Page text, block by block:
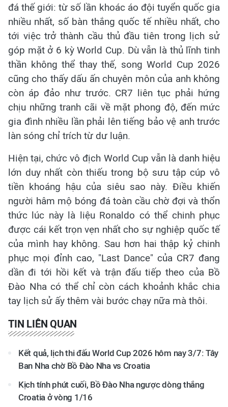
đá thế giới: từ số lần khoác áo đội tuyển quốc gia
nhiều nhất, số bàn thắng quốc tế nhiều nhất, cho
tới việc trở thành cầu thủ đầu tiên trong lịch sử
góp mặt ở 6 kỳ World Cup. Dù vẫn là thủ lĩnh tinh
thần không thể thay thế, song World Cup 2026
cũng cho thấy dấu ấn chuyên môn của anh không
còn áp đảo như trước. CR7 liên tục phải hứng
chịu những tranh cãi về mặt phong độ, đến mức
gia đình nhiều lần phải lên tiếng bảo vệ anh trước
làn sóng chỉ trích từ dư luận.
Hiện tại, chức vô địch World Cup vẫn là danh hiệu
lớn duy nhất còn thiếu trong bộ sưu tập cúp vô
tiền khoáng hậu của siêu sao này. Điều khiến
người hâm mộ bóng đá toàn cầu chờ đợi và thổn
thức lúc này là liệu Ronaldo có thể chinh phục
được cái kết trọn vẹn nhất cho sự nghiệp quốc tế
của mình hay không. Sau hơn hai thập kỷ chinh
phục mọi đỉnh cao, "Last Dance" của CR7 đang
dần đi tới hồi kết và trận đấu tiếp theo của Bồ
Đào Nha có thể chỉ còn cách khoảnh khắc chia
tay lịch sử ấy thêm vài bước chạy nữa mà thôi.
TIN LIÊN QUAN
Kết quả, lịch thi đấu World Cup 2026 hôm nay 3/7: Tây
Ban Nha chờ Bồ Đào Nha vs Croatia
Kịch tính phút cuối, Bồ Đào Nha ngược dòng thắng
Croatia ở vòng 1/16